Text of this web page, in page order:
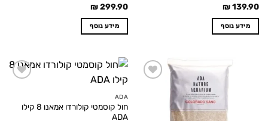
₪139.90
מידע נוסף
₪299.90
מידע נוסף
ADA
חול קוסמטי קולורדו אמאנו 8 קילו
ADA